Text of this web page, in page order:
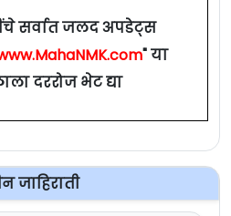
सर्वात जलद अपडेट्स
" या
दररोज भेट द्या
जाहिराती